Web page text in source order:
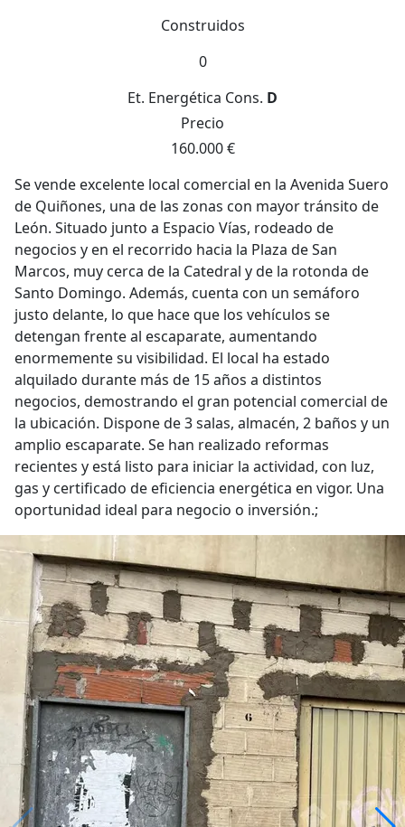
Construidos
0
Et. Energética Cons. D
Precio
160.000 €
Se vende excelente local comercial en la Avenida Suero
de Quiñones, una de las zonas con mayor tránsito de
León. Situado junto a Espacio Vías, rodeado de
negocios y en el recorrido hacia la Plaza de San
Marcos, muy cerca de la Catedral y de la rotonda de
Santo Domingo. Además, cuenta con un semáforo
justo delante, lo que hace que los vehículos se
detengan frente al escaparate, aumentando
enormemente su visibilidad. El local ha estado
alquilado durante más de 15 años a distintos
negocios, demostrando el gran potencial comercial de
la ubicación. Dispone de 3 salas, almacén, 2 baños y un
amplio escaparate. Se han realizado reformas
recientes y está listo para iniciar la actividad, con luz,
gas y certificado de eficiencia energética en vigor. Una
oportunidad ideal para negocio o inversión.;